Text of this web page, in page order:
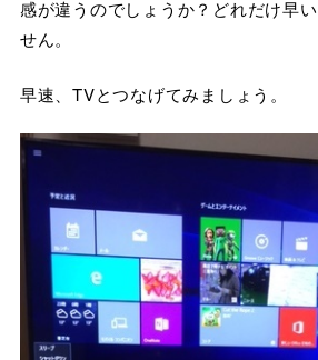
感が違うのでしょうか？どれだけ早
せん。
早速、TVとつなげてみましょう。